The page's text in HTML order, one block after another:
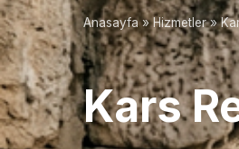
Anasayfa»Hizmetler»
Kars